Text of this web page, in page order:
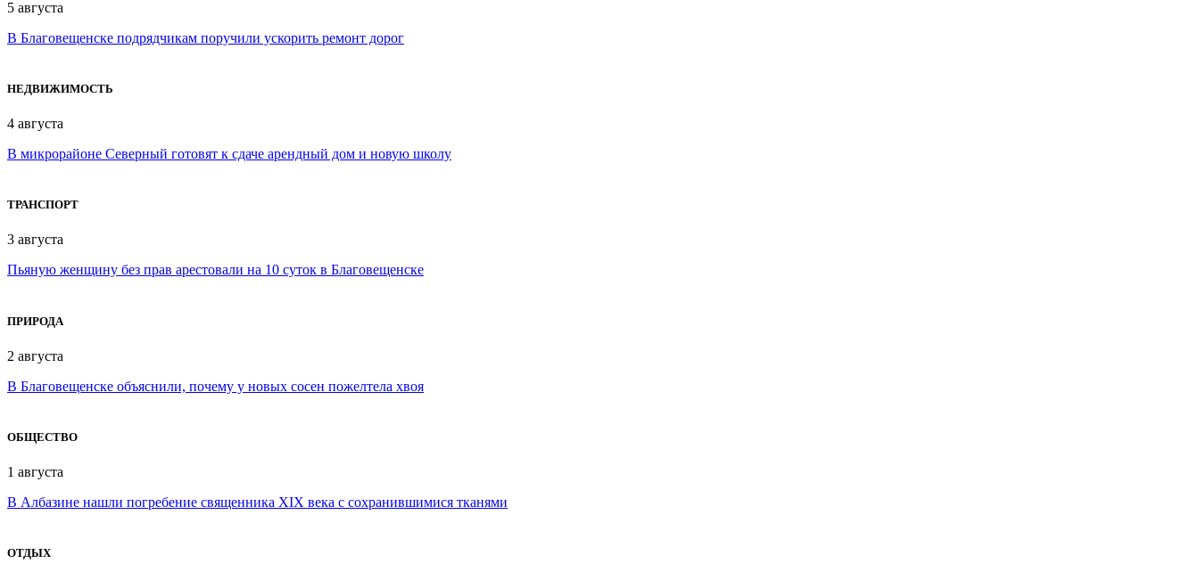
5 августа
В Благовещенске подрядчикам поручили ускорить ремонт дорог
НЕДВИЖИМОСТЬ
4 августа
В микрорайоне Северный готовят к сдаче арендный дом и новую школу
ТРАНСПОРТ
3 августа
Пьяную женщину без прав арестовали на 10 суток в Благовещенске
ПРИРОДА
2 августа
В Благовещенске объяснили, почему у новых сосен пожелтела хвоя
ОБЩЕСТВО
1 августа
В Албазине нашли погребение священника XIX века с сохранившимися тканями
ОТДЫХ